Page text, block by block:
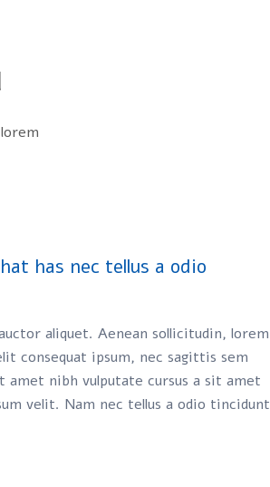
has nec tellus a odio
aliquet. Aenean sollicitudin, lorem
consequat ipsum, nec sagittis sem
amet nibh vulputate cursus a sit amet
velit. Nam nec tellus a odio tincidunt